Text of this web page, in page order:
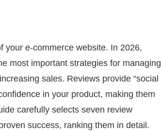
your e-commerce website. In 2026,
most important strategies for managing
sales. Reviews provide “social
in your product, making them
carefully selects seven review
success, ranking them in detail.